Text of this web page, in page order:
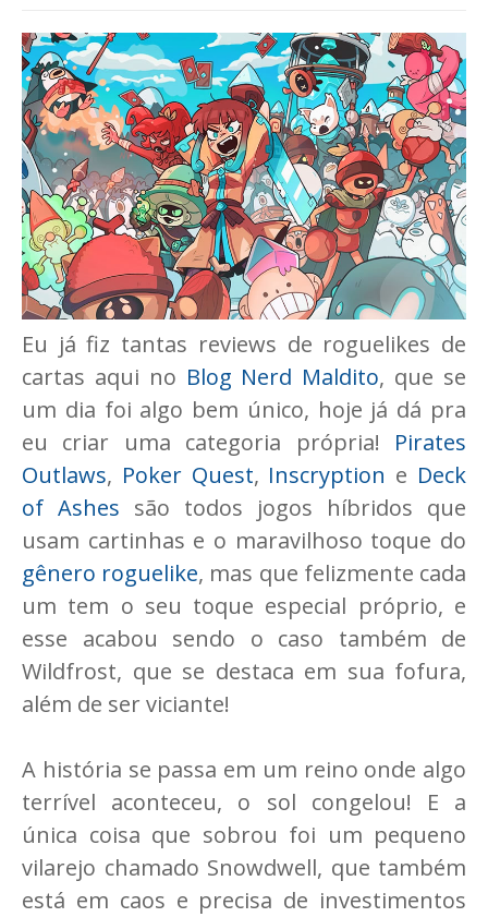
Eu já fiz tantas reviews de roguelikes de
cartas aqui no Blog Nerd Maldito, que se
um dia foi algo bem único, hoje já dá pra
eu criar uma categoria própria! Pirates
Outlaws, Poker Quest, Inscryption e Deck
of Ashes são todos jogos híbridos que
usam cartinhas e o maravilhoso toque do
gênero roguelike, mas que felizmente cada
um tem o seu toque especial próprio, e
esse acabou sendo o caso também de
Wildfrost, que se destaca em sua fofura,
além de ser viciante!
A história se passa em um reino onde algo
terrível aconteceu, o sol congelou! E a
única coisa que sobrou foi um pequeno
vilarejo chamado Snowdwell, que também
está em caos e precisa de investimentos